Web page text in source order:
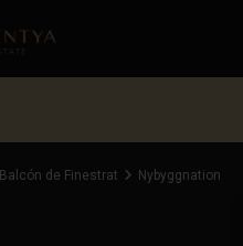
Balcón de Finestrat Nybyggnation